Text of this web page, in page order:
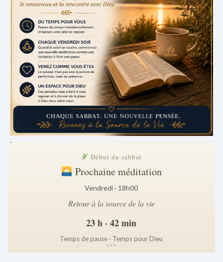
.
Début du sabbat
Prochaine méditation
Vendredi · 18h00
Retour à la source de la vie
23 h · 42 min
Temps de pause · Temps pour Dieu
***